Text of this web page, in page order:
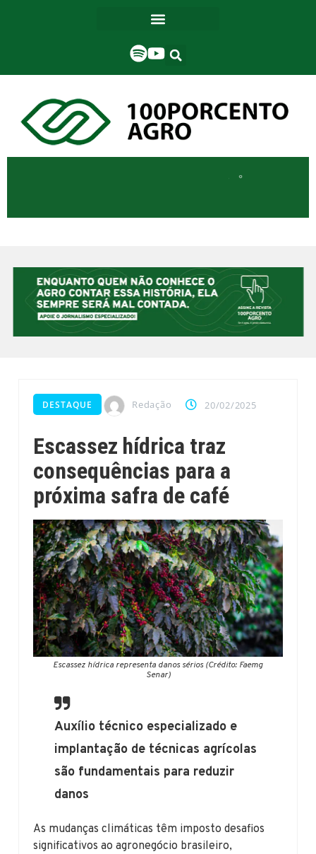
DESTAQUE Redação 20/02/2025
Escassez hídrica traz
consequências para a
próxima safra de café
Escassez hídrica representa danos sérios (Crédito: Faemg
Senar)
Auxílio técnico especializado e
implantação de técnicas agrícolas
são fundamentais para reduzir
danos
As mudanças climáticas têm imposto desafios
significativos ao agronegócio brasileiro,